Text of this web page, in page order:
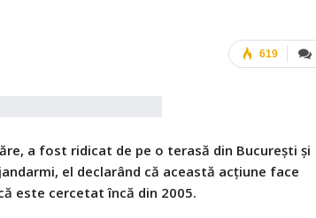
619
a fost ridicat de pe o terasă din Bucureşti şi
el declarând că această acţiune face
este cercetat încă din 2005.